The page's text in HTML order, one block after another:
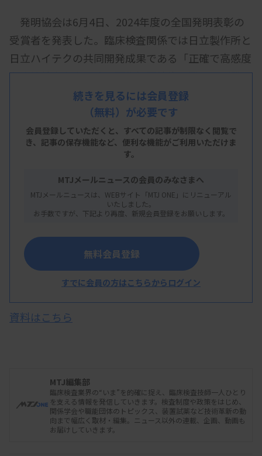
発明協会は6月4日、2024年度の全国発明表彰の
受賞者を発表した。臨床検査関係では日立製作所と
日立ハイテクの共同開発成果である「正確で高感度
な血液検査を実現する画像処理技術の発明」が発明
賞に選ばれた。採血管内の血清試料表面に発生した
気泡の状態を捉え、検査結果への影響を与えるかど
うかを高精度に判定する画像処理技術で、特許を取
得している。
採血管の血清試料表面に微小な気泡があると、検
査結果などに影響する可能性がある。このため両社
気泡のモニタリングと影響評価を行う技術を発明し
た。
資料はこちら
続きを見るには会員登録
（無料）が必要です
会員登録していただくと、すべての記事が制限なく閲覧で
き、 記事の保存機能など、便利な機能がご利用いただけま
す。
MTJメールニュースの会員のみなさまへ
MTJメールニュースは、WEBサイト「MTJ ONE」にリニューアル
いたしました。
お手数ですが、下記より再度、新規会員登録をお願いします。
無料会員登録
すでに会員の方はこちらからログイン
MTJ編集部
臨床検査業界の“いま”を的確に捉え、臨床検査技師一人ひとり
を支える情報を発信していきます。検査制度や政策をはじめ、
関係学会や職能団体のトピックス、装置試薬など技術革新の動
向まで幅広く取材・編集。ニュース以外の連載、企画、動画も
お届けしていきます。